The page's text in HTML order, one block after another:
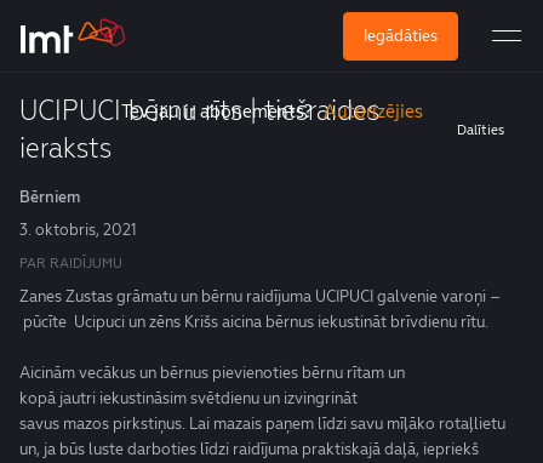
Iegādāties
Tev jau ir abonements? Autorizējies
UCIPUCI bērnu rīts | tiešraides
ieraksts
Dalīties
Bērniem
3. oktobris, 2021
PAR RAIDĪJUMU
Zanes Zustas grāmatu un bērnu raidījuma UCIPUCI galvenie varoņi –
pūcīte Ucipuci un zēns Krišsaicina bērnus iekustināt brīvdienu rītu.
Aicinām vecākus un bērnus pievienoties bērnu rītam un
kopā jautri iekustināsimsvētdienu un izvingrināt
savus mazos pirkstiņus. Lai mazais paņem līdzi savu mīļāko rotaļlietu
un, ja būs lustedarboties līdzi raidījuma praktiskajā daļā, iepriekš